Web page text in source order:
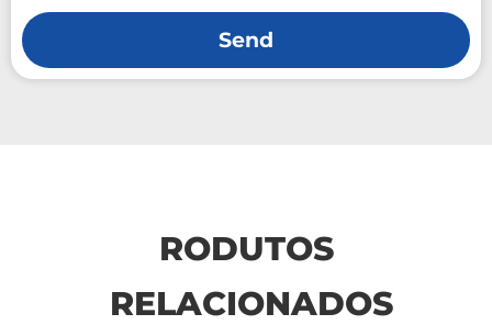
Send
RODUTOS
RELACIONADOS